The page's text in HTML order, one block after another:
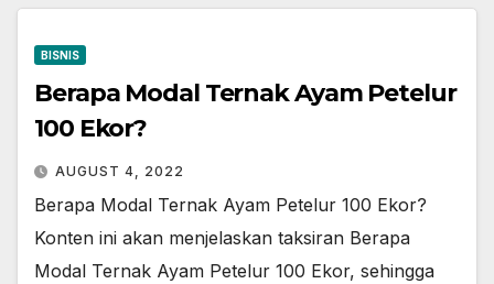
BISNIS
Berapa Modal Ternak Ayam Petelur
100 Ekor?
AUGUST 4, 2022
Berapa Modal Ternak Ayam Petelur 100 Ekor?
Konten ini akan menjelaskan taksiran Berapa
Modal Ternak Ayam Petelur 100 Ekor, sehingga